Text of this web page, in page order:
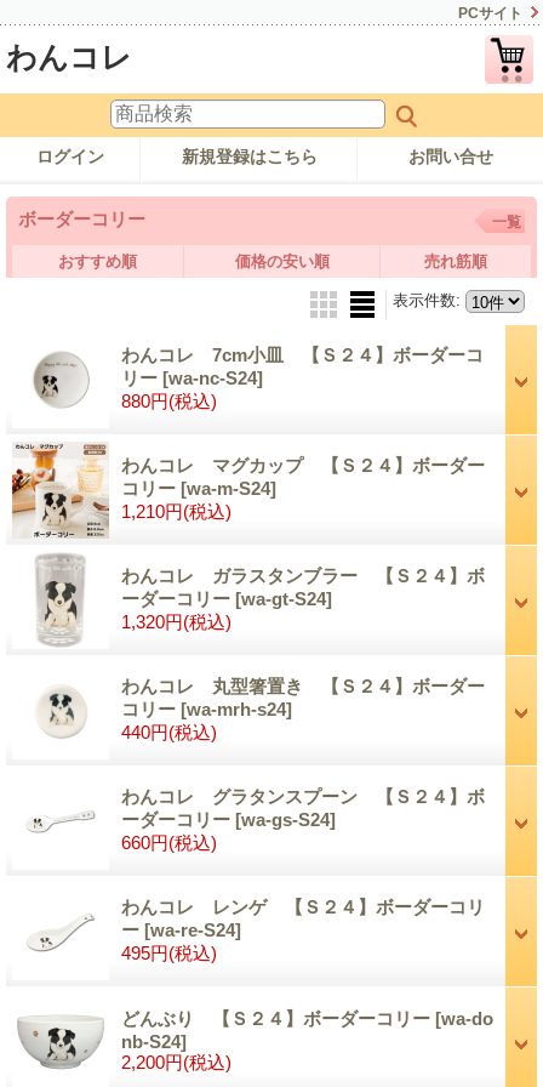
PCサイト
わんコレ
ログイン 新規登録はこちら お問い合せ
ボーダーコリー 一覧
おすすめ順 価格の安い順 売れ筋順
表示件数:
わんコレ 7cm小皿 【Ｓ２４】ボーダーコ
リー [wa-nc-S24]
880円(税込)
わんコレ マグカップ 【Ｓ２４】ボーダー
コリー [wa-m-S24]
1,210円(税込)
わんコレ ガラスタンブラー 【Ｓ２４】ボ
ーダーコリー [wa-gt-S24]
1,320円(税込)
わんコレ 丸型箸置き 【Ｓ２４】ボーダー
コリー [wa-mrh-s24]
440円(税込)
わんコレ グラタンスプーン 【Ｓ２４】ボ
ーダーコリー [wa-gs-S24]
660円(税込)
わんコレ レンゲ 【Ｓ２４】ボーダーコリ
ー [wa-re-S24]
495円(税込)
どんぶり 【Ｓ２４】ボーダーコリー [wa-do
nb-S24]
2,200円(税込)